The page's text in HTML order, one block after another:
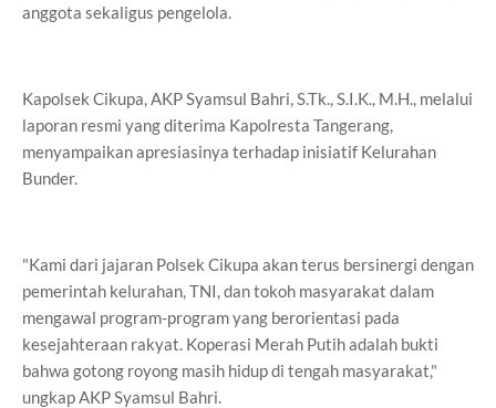
anggota sekaligus pengelola.
Kapolsek Cikupa, AKP Syamsul Bahri, S.Tk., S.I.K., M.H., melalui
laporan resmi yang diterima Kapolresta Tangerang,
menyampaikan apresiasinya terhadap inisiatif Kelurahan
Bunder.
"Kami dari jajaran Polsek Cikupa akan terus bersinergi dengan
pemerintah kelurahan, TNI, dan tokoh masyarakat dalam
mengawal program-program yang berorientasi pada
kesejahteraan rakyat. Koperasi Merah Putih adalah bukti
bahwa gotong royong masih hidup di tengah masyarakat,"
ungkap AKP Syamsul Bahri.